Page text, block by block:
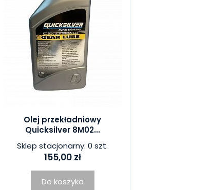
Olej przekładniowy
Quicksilver 8M02...
Sklep stacjonarny: 0 szt.
155,00 zł
Do koszyka